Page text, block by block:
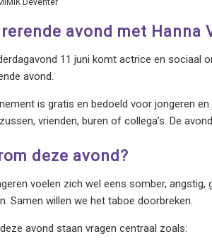
Deventer
avond met Hanna
11 juni komt actrice en sociaal
avond.
is gratis en bedoeld voor jongeren
vrienden, buren of collega’s. De
deze avond?
voelen zich wel eens somber,
Samen willen we het taboe doorbreken.
avond staan vragen centraal zoals: